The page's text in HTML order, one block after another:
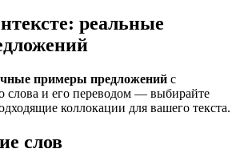
реальные
примеры предложений с
слова и его переводом — выбирайте
коллокации для вашего текста.
слов